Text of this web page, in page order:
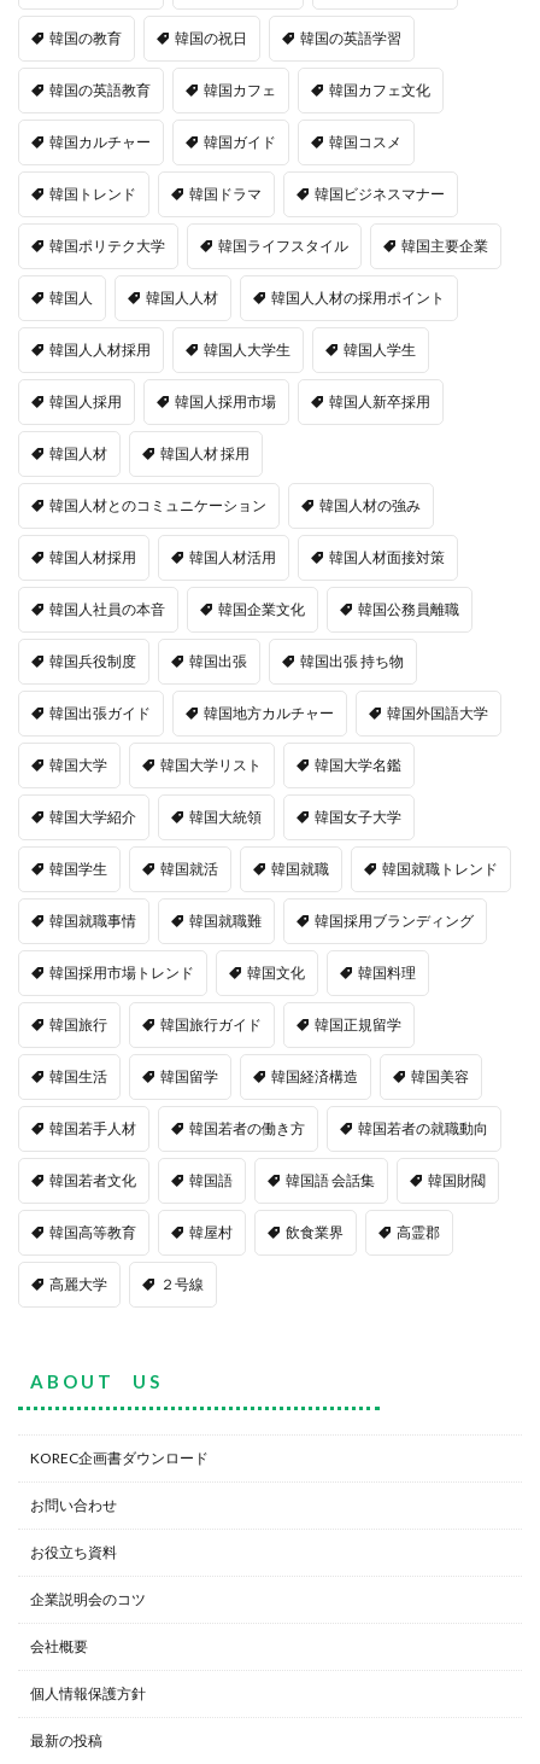
韓国の教育 韓国の祝日 韓国の英語学習
韓国の英語教育 韓国カフェ 韓国カフェ文化
韓国カルチャー 韓国ガイド 韓国コスメ
韓国トレンド 韓国ドラマ 韓国ビジネスマナー
韓国ポリテク大学 韓国ライフスタイル 韓国主要企業
韓国人 韓国人人材 韓国人人材の採用ポイント
韓国人人材採用 韓国人大学生 韓国人学生
韓国人採用 韓国人採用市場 韓国人新卒採用
韓国人材 韓国人材 採用
韓国人材とのコミュニケーション 韓国人材の強み
韓国人材採用 韓国人材活用 韓国人材面接対策
韓国人社員の本音 韓国企業文化 韓国公務員離職
韓国兵役制度 韓国出張 韓国出張 持ち物
韓国出張ガイド 韓国地方カルチャー 韓国外国語大学
韓国大学 韓国大学リスト 韓国大学名鑑
韓国大学紹介 韓国大統領 韓国女子大学
韓国学生 韓国就活 韓国就職 韓国就職トレンド
韓国就職事情 韓国就職難 韓国採用ブランディング
韓国採用市場トレンド 韓国文化 韓国料理
韓国旅行 韓国旅行ガイド 韓国正規留学
韓国生活 韓国留学 韓国経済構造 韓国美容
韓国若手人材 韓国若者の働き方 韓国若者の就職動向
韓国若者文化 韓国語 韓国語 会話集 韓国財閥
韓国高等教育 韓屋村 飲食業界 高霊郡
高麗大学 ２号線
A B O U T U S
KOREC企画書ダウンロード
お問い合わせ
お役立ち資料
企業説明会のコツ
会社概要
個人情報保護方針
最新の投稿